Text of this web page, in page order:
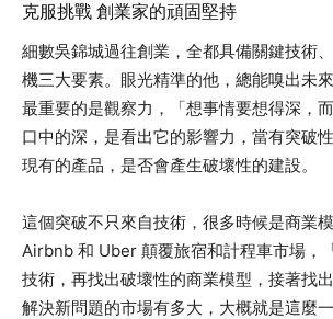
克服挑戰 創業家的頑固堅持
細數吳錦城過往創業，全都具備關鍵技術
機三大要素。眼光精準的他，總能嗅出未
最重要的是觀察力，「想事情要想得深，
口中的深，是看出它的影響力，當有突破
現有的產品，是否會產生破壞性的建設。
這個突破不只來自技術，很多時候是商業
Airbnb 和 Uber 顛覆旅宿和計程車市場，
技術，再找出破壞性的商業模型，接著找
解決新問題的市場有多大，大概就是這麼